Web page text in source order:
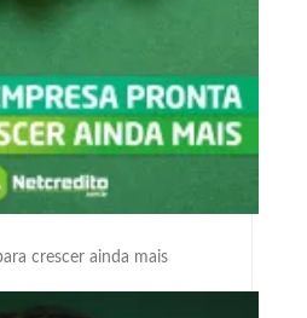
crescer ainda mais